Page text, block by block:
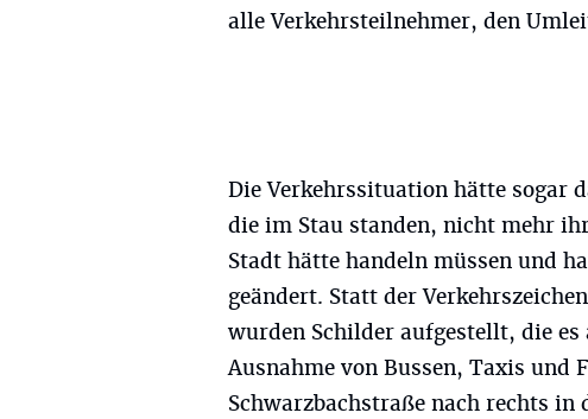
alle Verkehrsteilnehmer, den
Die Verkehrssituation hätte sogar
die im Stau standen, nicht mehr
Stadt hätte handeln müssen und
geändert. Statt der
wurden Schilder aufgestellt, die
Ausnahme von Bussen, Taxis und
Schwarzbachstraße nach rechts